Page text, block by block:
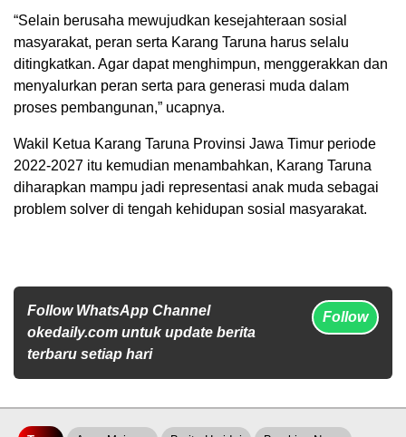
“Selain berusaha mewujudkan kesejahteraan sosial
masyarakat, peran serta Karang Taruna harus selalu
ditingkatkan. Agar dapat menghimpun, menggerakkan dan
menyalurkan peran serta para generasi muda dalam
proses pembangunan,” ucapnya.
Wakil Ketua Karang Taruna Provinsi Jawa Timur periode
2022-2027 itu kemudian menambahkan, Karang Taruna
diharapkan mampu jadi representasi anak muda sebagai
problem solver di tengah kehidupan sosial masyarakat.
Follow WhatsApp Channel
okedaily.com untuk update berita
terbaru setiap hari
Follow